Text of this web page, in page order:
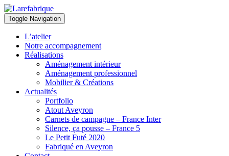
Larefabrique
Larefabrique – Aménagement intérieur design pour pro et particuliers
Toggle Navigation
L’atelier
Notre accompagnement
Réalisations
Aménagement intérieur
Aménagement professionnel
Mobilier & Créations
Actualités
Portfolio
Atout Aveyron
Carnets de campagne – France Inter
Silence, ça pousse – France 5
Le Petit Futé 2020
Fabriqué en Aveyron